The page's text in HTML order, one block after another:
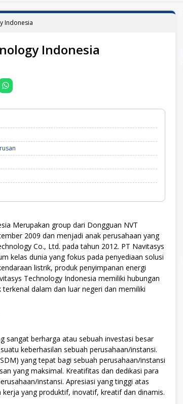
Indonesia
Indonesia
Merupakan group dari Dongguan NVT
2009 dan menjadi anak perusahaan yang
Co., Ltd. pada tahun 2012. PT Navitasys
kelas dunia yang fokus pada penyediaan solusi
listrik, produk penyimpanan energi
Technology Indonesia memiliki hubungan
dalam dan luar negeri dan memiliki
sangat berharga atau sebuah investasi besar
keberhasilan sebuah perusahaan/instansi.
yang tepat bagi sebuah perusahaan/instansi
yang maksimal. Kreatifitas dan dedikasi para
instansi. Apresiasi yang tinggi atas
yang produktif, inovatif, kreatif dan dinamis.